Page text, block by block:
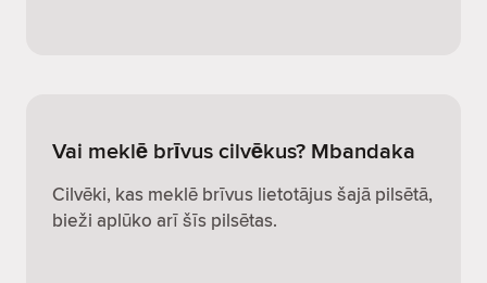
Vai meklē brīvus cilvēkus? Mbandaka
Cilvēki, kas meklē brīvus lietotājus šajā pilsētā,
bieži aplūko arī šīs pilsētas.